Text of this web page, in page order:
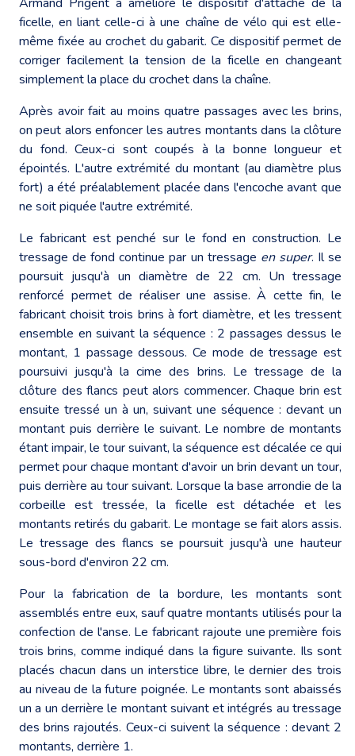
ficelle, en liant celle-ci à une chaîne de vélo qui est elle-
même fixée au crochet du gabarit. Ce dispositif permet de
corriger facilement la tension de la ficelle en changeant
simplement la place du crochet dans la chaîne.
Après avoir fait au moins quatre passages avec les brins,
on peut alors enfoncer les autres montants dans la clôture
du fond. Ceux-ci sont coupés à la bonne longueur et
épointés. L'autre extrémité du montant (au diamètre plus
fort) a été préalablement placée dans l'encoche avant que
ne soit piquée l'autre extrémité.
Le fabricant est penché sur le fond en construction. Le
tressage de fond continue par un tressage en super. Il se
poursuit jusqu'à un diamètre de 22 cm. Un tressage
renforcé permet de réaliser une assise. À cette fin, le
fabricant choisit trois brins à fort diamètre, et les tressent
ensemble en suivant la séquence : 2 passages dessus le
montant, 1 passage dessous. Ce mode de tressage est
poursuivi jusqu'à la cime des brins. Le tressage de la
clôture des flancs peut alors commencer. Chaque brin est
ensuite tressé un à un, suivant une séquence : devant un
montant puis derrière le suivant. Le nombre de montants
étant impair, le tour suivant, la séquence est décalée ce qui
permet pour chaque montant d'avoir un brin devant un tour,
puis derrière au tour suivant. Lorsque la base arrondie de la
corbeille est tressée, la ficelle est détachée et les
montants retirés du gabarit. Le montage se fait alors assis.
Le tressage des flancs se poursuit jusqu'à une hauteur
sous-bord d'environ 22 cm.
Pour la fabrication de la bordure, les montants sont
assemblés entre eux, sauf quatre montants utilisés pour la
confection de l'anse. Le fabricant rajoute une première fois
trois brins, comme indiqué dans la figure suivante. Ils sont
placés chacun dans un interstice libre, le dernier des trois
au niveau de la future poignée. Le montants sont abaissés
un a un derrière le montant suivant et intégrés au tressage
des brins rajoutés. Ceux-ci suivent la séquence : devant 2
montants, derrière 1.